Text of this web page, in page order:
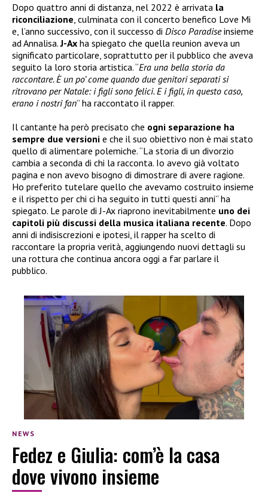
Dopo quattro anni di distanza, nel 2022 è arrivata la
riconciliazione, culminata con il concerto benefico Love Mi
e, l’anno successivo, con il successo di Disco Paradiseinsieme
ad Annalisa.J-Ax ha spiegato che quella reunion aveva un
significato particolare, soprattutto per il pubblico che aveva
seguito la loro storia artistica. “Era una bella storia da
raccontare. È un po’ come quando due genitori separati si
ritrovano per Natale: i figli sono felici. E i figli, in questo caso,
erano i nostri fan” ha raccontato il rapper.
Il cantante ha però precisato che ogni separazione ha
sempre due versioni e che il suo obiettivo non è mai stato
quello di alimentare polemiche. “La storia di un divorzio
cambia a seconda di chi la racconta. Io avevo già voltato
pagina e non avevo bisogno di dimostrare di avere ragione.
Ho preferito tutelare quello che avevamo costruito insieme
e il rispetto per chi ci ha seguito in tutti questi anni” ha
spiegato. Le parole di J-Ax riaprono inevitabilmente uno dei
capitoli più discussi della musica italiana recente. Dopo
anni di indisiscrezioni e ipotesi, il rapper ha scelto di
raccontare la propria verità, aggiungendo nuovi dettagli su
una rottura che continua ancora oggi a far parlare il
pubblico.
NEWS
Fedez e Giulia: com’è la casa
dove vivono insieme